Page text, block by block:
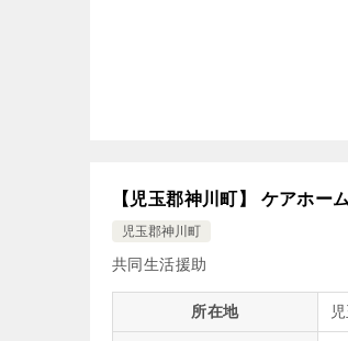
【児玉郡神川町】 ケアホ
児玉郡神川町
共同生活援助
所在地